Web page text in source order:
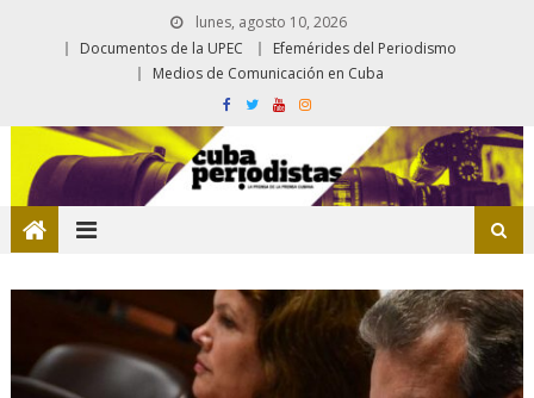
lunes, agosto 10, 2026
Documentos de la UPEC
Efemérides del Periodismo
Medios de Comunicación en Cuba